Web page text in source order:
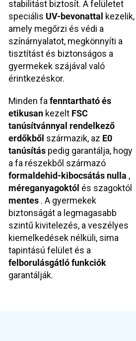
stabilitást biztosít. A felületet
speciális UV-bevonattal kezelik,
amely megőrzi és védi a
színárnyalatot, megkönnyíti a
tisztítást és biztonságos a
gyermekek szájával való
érintkezéskor.
Minden fafenntartható és
etikusankezelt FSC
tanúsítvánnyal rendelkező
erdőkből származik, az E0
tanúsítás pedig garantálja, hogy
a fa részekből származó
formaldehid-kibocsátás nulla ,
méreganyagoktól és szagoktól
mentes . A gyermekek
biztonságát a legmagasabb
szintű kivitelezés, a veszélyes
kiemelkedések nélküli, sima
tapintású felület és a
felborulásgátló funkciók
garantálják.